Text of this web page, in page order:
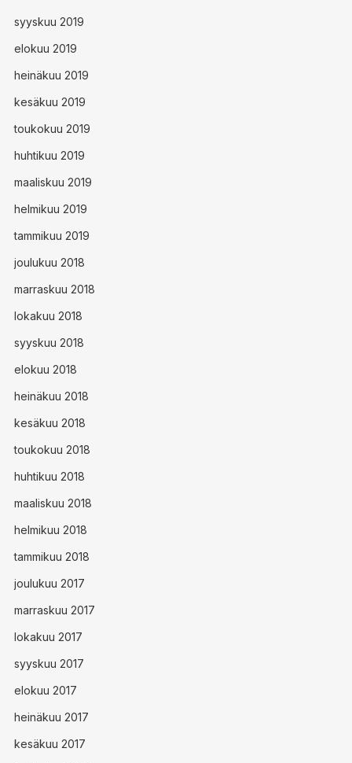
syyskuu 2019
elokuu 2019
heinäkuu 2019
kesäkuu 2019
toukokuu 2019
huhtikuu 2019
maaliskuu 2019
helmikuu 2019
tammikuu 2019
joulukuu 2018
marraskuu 2018
lokakuu 2018
syyskuu 2018
elokuu 2018
heinäkuu 2018
kesäkuu 2018
toukokuu 2018
huhtikuu 2018
maaliskuu 2018
helmikuu 2018
tammikuu 2018
joulukuu 2017
marraskuu 2017
lokakuu 2017
syyskuu 2017
elokuu 2017
heinäkuu 2017
kesäkuu 2017